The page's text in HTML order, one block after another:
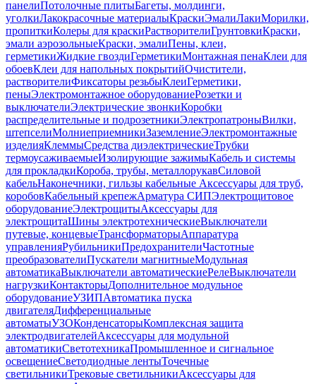
панелиПотолочные плитыБагеты, молдинги,
уголкиЛакокрасочные материалыКраскиЭмалиЛакиМорилки,
пропиткиКолеры для краскиРастворителиГрунтовкиКраски,
эмали аэрозольныеКраски, эмалиПены, клеи,
герметикиЖидкие гвоздиГерметикиМонтажная пенаКлеи для
обоевКлеи для напольных покрытийОчистители,
растворителиФиксаторы резьбыКлеиГерметики,
пеныЭлектромонтажное оборудованиеРозетки и
выключателиЭлектрические звонкиКоробки
распределительные и подрозетникиЭлектропатроныВилки,
штепселиМолниеприемникиЗаземлениеЭлектромонтажные
изделияКлеммыСредства диэлектрическиеТрубки
термоусаживаемыеИзолирующие зажимыКабель и системы
для прокладкиКороба, трубы, металлорукавСиловой
кабельНаконечники, гильзы кабельные Аксессуары для труб,
коробовКабельный крепежАрматура СИПЭлектрощитовое
оборудованиеЭлектрощитыАксессуары для
электрощитаШины электротехническиеВыключатели
путевые, концевыеТрансформаторыАппаратура
управленияРубильникиПредохранителиЧастотные
преобразователиПускатели магнитныеМодульная
автоматикаВыключатели автоматическиеРелеВыключатели
нагрузкиКонтакторыДополнительное модульное
оборудованиеУЗИПАвтоматика пуска
двигателяДифференциальные
автоматыУЗОКонденсаторыКомплексная защита
электродвигателейАксессуары для модульной
автоматикиСветотехникаПромышленное и сигнальное
освещениеСветодиодные лентыТочечные
светильникиТрековые светильникиАксессуары для